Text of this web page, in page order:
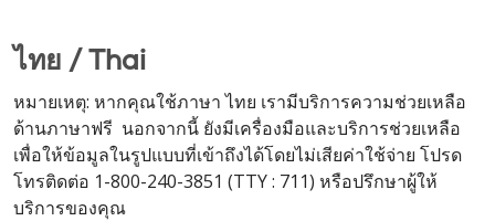
ไทย / Thai
หมายเหตุ: หากคุณใช้ภาษา ไทย เรามีบริการความช่วยเหลือ
ด้านภาษาฟรี นอกจากนี้ ยังมีเครื่องมือและบริการช่วยเหลือ
เพื่อให้ข้อมูลในรูปแบบที่เข้าถึงได้โดยไม่เสียค่าใช้จ่าย โปรด
โทรติดต่อ 1-800-240-3851 (TTY : 711) หรือปรึกษาผู้ให้
บริการของคุณ